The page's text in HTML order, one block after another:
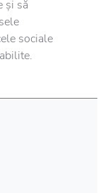
și să
sociale